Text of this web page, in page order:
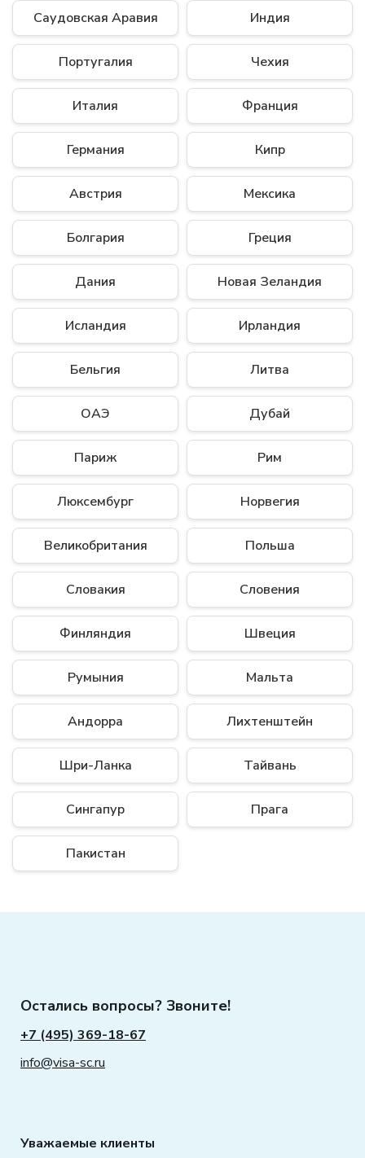
Саудовская Аравия Индия
Португалия Чехия
Италия Франция
Германия Кипр
Австрия Мексика
Болгария Греция
Дания Новая Зеландия
Исландия Ирландия
Бельгия Литва
ОАЭ Дубай
Париж Рим
Люксембург Норвегия
Великобритания Польша
Словакия Словения
Финляндия Швеция
Румыния Мальта
Андорра Лихтенштейн
Шри-Ланка Тайвань
Сингапур Прага
Пакистан
Остались вопросы? Звоните!
+7 (495) 369-18-67
info@visa-sc.ru
Уважаемые клиенты